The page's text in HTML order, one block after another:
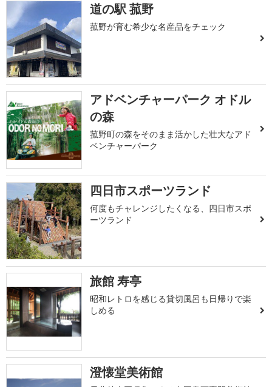
道の駅 菰野
菰野が育む希少な名産品をチェック
アドベンチャーパーク オドル
の森
菰野町の森をそのまま活かした壮大なアド
ベンチャーパーク
四日市スポーツランド
何度もチャレンジしたくなる、四日市スポ
ーツランド
旅館 寿亭
昭和レトロを感じる貸切風呂も日帰りで楽
しめる
澄懐堂美術館